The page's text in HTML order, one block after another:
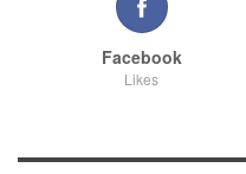
Facebook
Likes